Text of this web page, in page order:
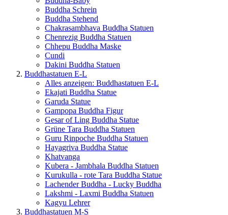
Buddha Schrein
Buddha Stehend
Chakrasambhava Buddha Statuen
Chenrezig Buddha Statuen
Chhepu Buddha Maske
Cundi
Dakini Buddha Statuen
Buddhastatuen E-L
Alles anzeigen: Buddhastatuen E-L
Ekajati Buddha Statue
Garuda Statue
Gampopa Buddha Figur
Gesar of Ling Buddha Statue
Grüne Tara Buddha Statuen
Guru Rinpoche Buddha Statuen
Hayagriva Buddha Statue
Khatvanga
Kubera - Jambhala Buddha Statuen
Kurukulla - rote Tara Buddha Statue
Lachender Buddha - Lucky Buddha
Lakshmi - Laxmi Buddha Statuen
Kagyu Lehrer
Buddhastatuen M-S